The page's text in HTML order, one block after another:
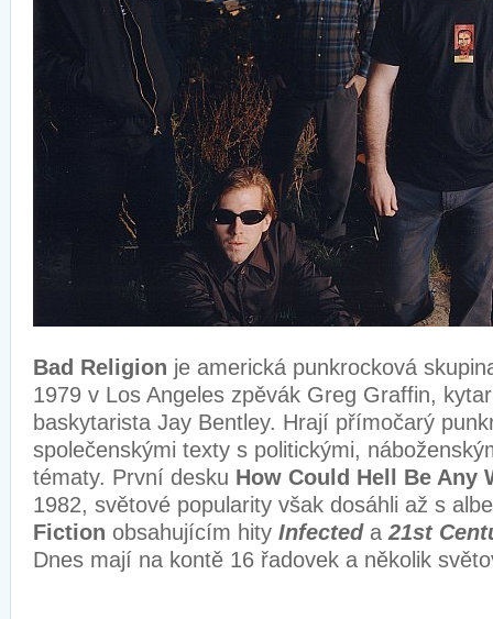
Bad Religion je americká punkrocková
1979 v Los Angeles zpěvák Greg Graffin,
baskytarista Jay Bentley. Hrají přímočarý
společenskými texty s politickými,
tématy. První desku How Could Hell Be Any
1982, světové popularity však dosáhli až s
Fiction obsahujícím hity Infected a 21st
Dnes mají na kontě 16 řadovek a několik